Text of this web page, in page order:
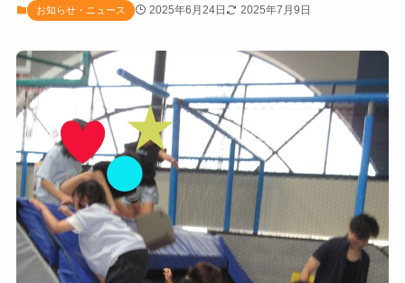
お知らせ・ニュース 2025年6月24日 2025年7月9日